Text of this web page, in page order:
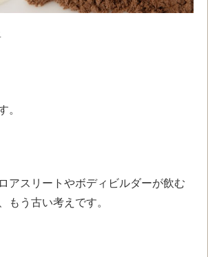
。
アスリートやボディビルダーが飲む
もう古い考えです。